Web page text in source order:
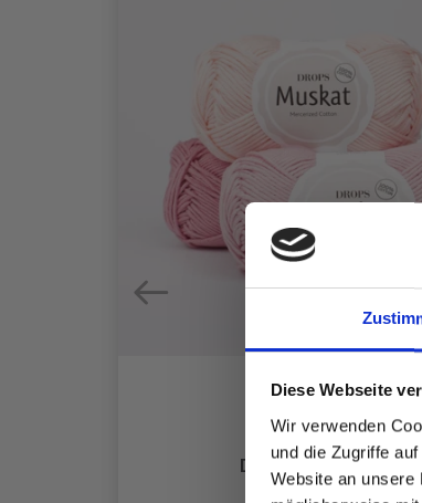
Diese Webseite
Wir verwenden
und die Zugriffe
Website an unsere
DROPS MUSKAT